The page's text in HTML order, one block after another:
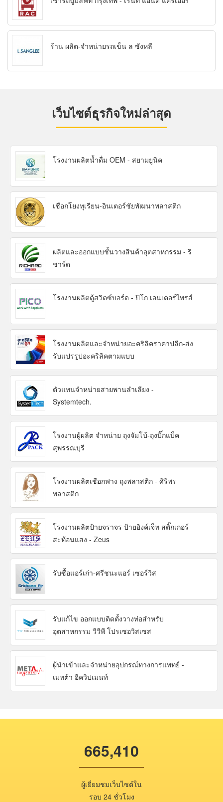
ร้าน ผลิต-จำหน่ายรถเข็น ล ซังหลี
เว็บไซต์ธุรกิจใหม่ล่าสุด
โรงงานผลิตน้ำดื่ม OEM - สยามยูนิค
เชือกโยงทุเรียน-อินเตอร์ชัยพัฒนาพลาสติก
ผลิตและออกแบบชั้นวางสินค้าอุตสาหกรรม - ริ
ชาร์ด
โรงงานผลิตตู้สวิตซ์บอร์ด - ปิโก เอนเตอร์ไพรส์
โรงงานผลิตและจำหน่ายอะคริลิคราคาปลีก-ส่ง
รับแปรรูปอะคริลิคตามแบบ
ตัวแทนจำหน่ายสายพานลำเลียง -
Systemtech.
โรงงานผู้ผลิต จำหน่าย ถุงจัมโบ้-ถุงบิ๊กแบ็ค
สุพรรณบุรี
โรงงานผลิตเชือกฟาง ถุงพลาสติก - ศิริพร
พลาสติก
โรงงานผลิตป้ายจราจร ป้ายอิงค์เจ็ท สติ๊กเกอร์
สะท้อนแสง - Zeus
รับซื้อแอร์เก่า-ศรีชนะแอร์ เซอร์วิส
รับแก้ไข ออกแบบติดตั้งวางท่อสำหรับ
อุตสาหกรรม วีวีพี โปรเซอวิสเซส
ผู้นำเข้าและจำหน่ายอุปกรณ์ทางการแพทย์ -
เมทต้า อีควิปเมนท์
665,410
ผู้เยี่ยมชมเว็บไซต์ใน
รอบ 24 ชั่วโมง